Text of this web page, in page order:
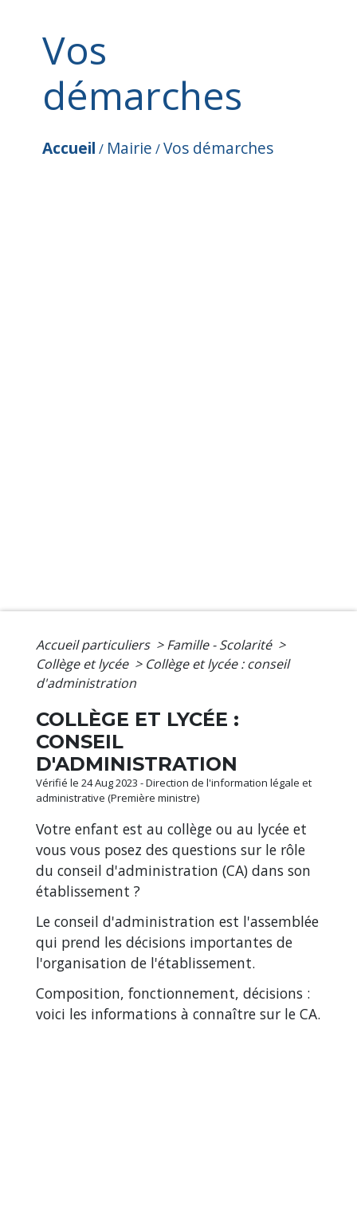
Vos
démarches
Accueil / Mairie /Vos démarches
Accueil particuliers > Famille - Scolarité >
Collège et lycée > Collège et lycée : conseil
d'administration
COLLÈGE ET LYCÉE :
CONSEIL
D'ADMINISTRATION
Vérifié le 24 Aug 2023 - Direction de l'information légale et
administrative (Première ministre)
Votre enfant est au collège ou au lycée et
vous vous posez des questions sur le rôle
du conseil d'administration (CA) dans son
établissement ?
Le conseil d'administration est l'assemblée
qui prend les décisions importantes de
l'organisation de l'établissement.
Composition, fonctionnement, décisions :
voici les informations à connaître sur le CA.